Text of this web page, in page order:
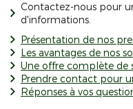
Contactez-nous pour
d'informations.
Présentation de nos
Les avantages de nos
Une offre complète de
Prendre contact pour
Réponses à vos